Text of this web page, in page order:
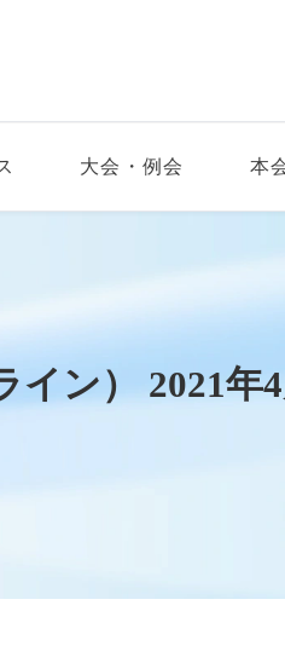
大会・例会 本
ン） 2021年